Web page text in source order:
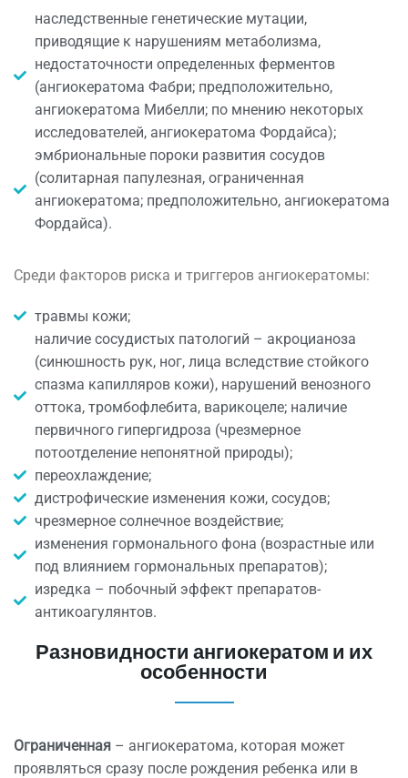
наследственные генетические мутации,
приводящие к нарушениям метаболизма,
недостаточности определенных ферментов
(ангиокератома Фабри; предположительно,
ангиокератома Мибелли; по мнению некоторых
исследователей, ангиокератома Фордайса);
эмбриональные пороки развития сосудов
(солитарная папулезная, ограниченная
ангиокератома; предположительно, ангиокератома
Фордайса).
Среди факторов риска и триггеров ангиокератомы:
травмы кожи;
наличие сосудистых патологий – акроцианоза
(синюшность рук, ног, лица вследствие стойкого
спазма капилляров кожи), нарушений венозного
оттока, тромбофлебита, варикоцеле; наличие
первичного гипергидроза (чрезмерное
потоотделение непонятной природы);
переохлаждение;
дистрофические изменения кожи, сосудов;
чрезмерное солнечное воздействие;
изменения гормонального фона (возрастные или
под влиянием гормональных препаратов);
изредка – побочный эффект препаратов-
антикоагулянтов.
Разновидности ангиокератом и их
особенности
Ограниченная – ангиокератома, которая может
проявляться сразу после рождения ребенка или в